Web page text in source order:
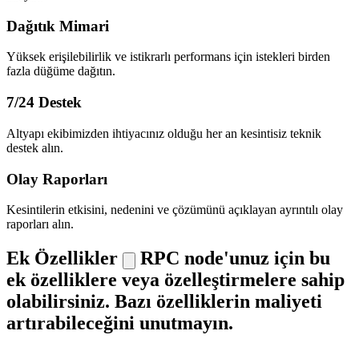
Dağıtık Mimari
Yüksek erişilebilirlik ve istikrarlı performans için istekleri birden
fazla düğüme dağıtın.
7/24 Destek
Altyapı ekibimizden ihtiyacınız olduğu her an kesintisiz teknik
destek alın.
Olay Raporları
Kesintilerin etkisini, nedenini ve çözümünü açıklayan ayrıntılı olay
raporları alın.
Ek Özellikler
RPC node'unuz için bu
ek özelliklere veya özelleştirmelere sahip
olabilirsiniz. Bazı özelliklerin maliyeti
artırabileceğini unutmayın.